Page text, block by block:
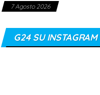
7 Agosto 2026
G24 SU INSTAGRAM